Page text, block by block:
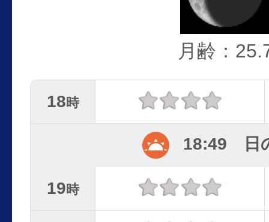
月齢：
18時
18:49 日
19時